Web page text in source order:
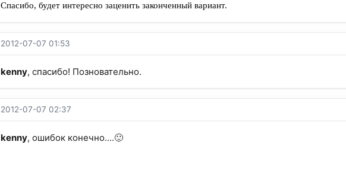
Спасибо, будет интересно заценить законченный вариант.
2012-07-07 01:53
kenny, спасибо! Позновательно.
2012-07-07 02:37
kenny, ошибок конечно....🙂